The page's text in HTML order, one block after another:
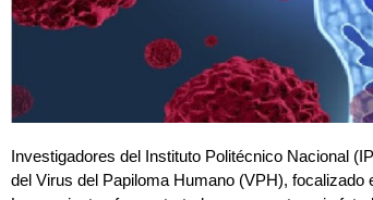
Investigadores del Instituto Politécnico Nacional
del Virus del Papiloma Humano (VPH),